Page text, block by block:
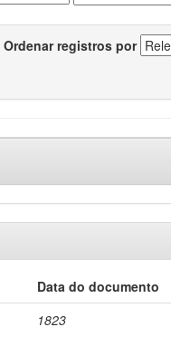
Ordenar registros por
Data do documento
1823